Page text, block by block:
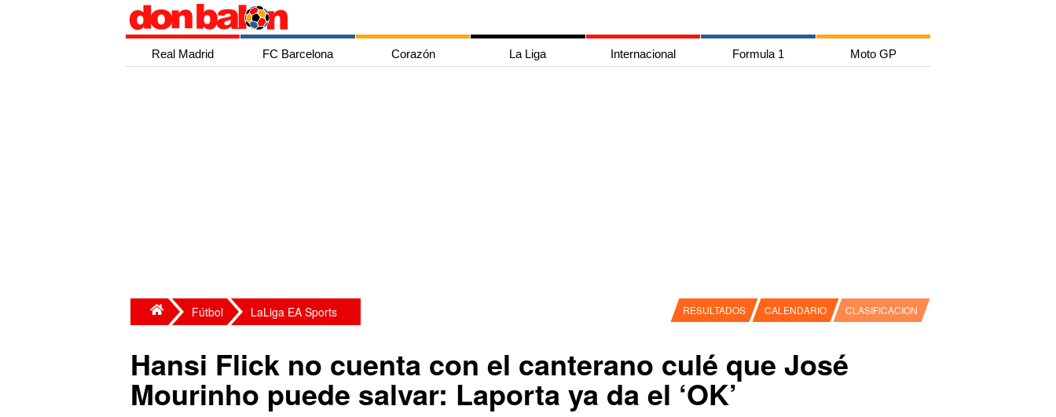
Real Madrid FC Barcelona Corazón La Liga Internacional Formula 1 Moto GP
Fútbol LaLiga EA Sports RESULTADOS CALENDARIO CLASIFICACION
Hansi Flick no cuenta con el canterano culé que José
Mourinho puede salvar: Laporta ya da el ‘OK’